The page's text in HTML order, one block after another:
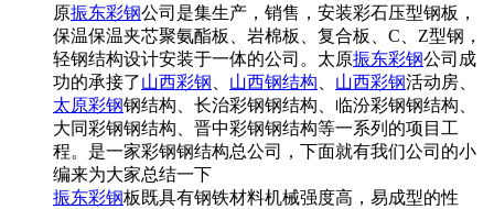
原振东彩钢公司是集生产，销售，安装彩石压型钢板，
保温保温夹芯聚氨酯板、岩棉板、复合板、C、Z型钢，
轻钢结构设计安装于一体的公司。太原振东彩钢公司成
功的承接了山西彩钢 山西钢结构 山西彩钢活动房、
太原彩钢钢结构、长治彩钢钢结构、临汾彩钢钢结构、
大同彩钢钢结构、晋中彩钢钢结构等一系列的项目工
程。是一家彩钢钢结构总公司，下面就有我们公司的小
编来为大家总结一下
振东彩钢板既具有钢铁材料机械强度高，易成型的性